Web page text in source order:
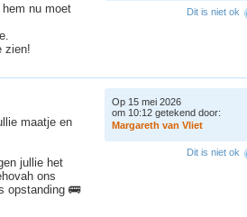
nu moet
zien!
Dit is niet ok
maatje en
jullie het
ons
opstanding 🚌
Op 15 mei 2026
om 10:12 getekend door:
Margareth van Vliet
Dit is niet ok